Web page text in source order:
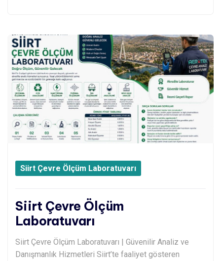
Siirt Çevre Ölçüm Laboratuvarı
Siirt Çevre Ölçüm
Laboratuvarı
Siirt Çevre Ölçüm Laboratuvarı | Güvenilir Analiz ve
Danışmanlık Hizmetleri Siirt’te faaliyet gösteren